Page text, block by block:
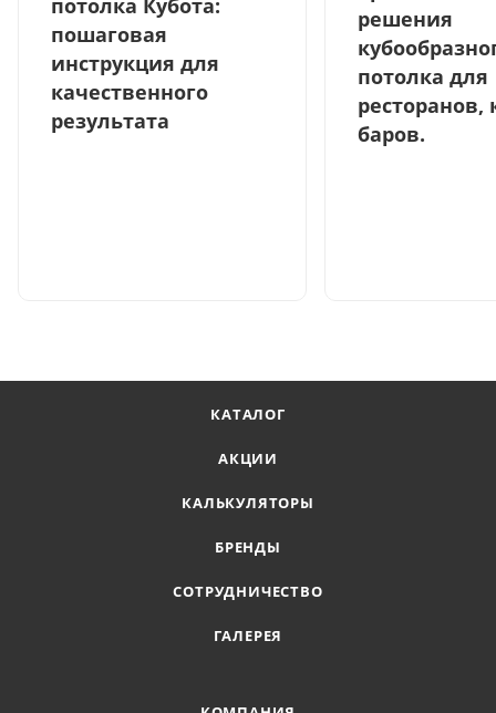
потолка Кубота:
пошаговая
инструкция для
качественного
результата
решения
потолка для
ресторанов,
баров.
КАТАЛОГ
АКЦИИ
КАЛЬКУЛЯТОРЫ
БРЕНДЫ
СОТРУДНИЧЕСТВО
ГАЛЕРЕЯ